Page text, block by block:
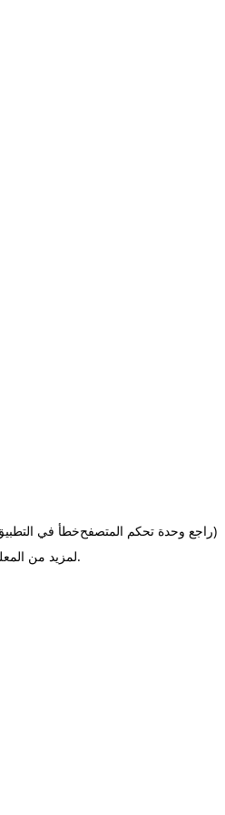
خطأ في(راجع وحدة تحكم المتصفح
لمزيد من.